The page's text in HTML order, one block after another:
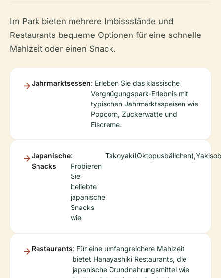
Im Park bieten mehrere Imbissstände und
Restaurants bequeme Optionen für eine schnelle
Mahlzeit oder einen Snack.
Jahrmarktsessen: Erleben Sie das klassische
Vergnügungspark-Erlebnis mit
typischen Jahrmarktsspeisen wie
Popcorn, Zuckerwatte und
Eiscreme.
Japanische
Snacks
:
Probieren
Sie
beliebte
japanische
Snacks
wie
Takoyaki(Oktopusbällchen),
Restaurants: Für eine umfangreichere Mahlzeit
bietet Hanayashiki Restaurants, die
japanische Grundnahrungsmittel wie